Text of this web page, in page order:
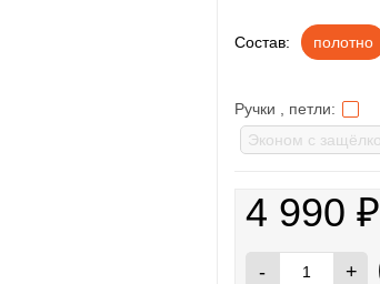
Состав: полотно
Ручки , петли:
4 990₽
- +